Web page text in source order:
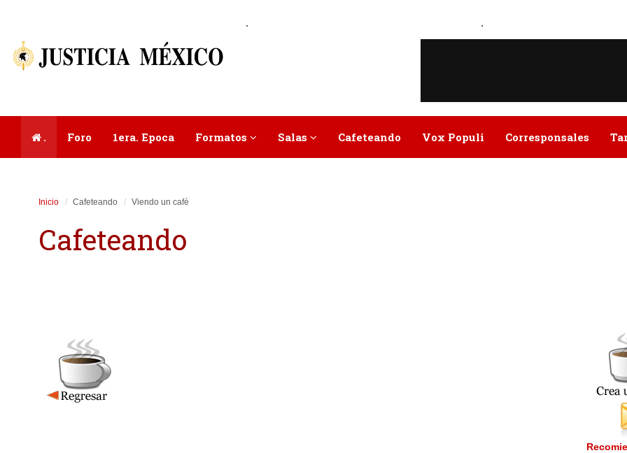
. .
. Foro 1era. Epoca Formatos Salas Cafeteando Vox Populi Corresponsales
Inicio Cafeteando Viendo un café
Cafeteando